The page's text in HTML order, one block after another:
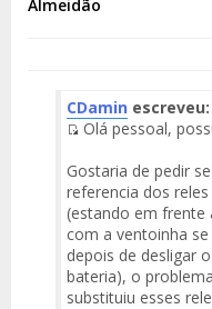
Almeidão
CDamin escreveu:
Fuente
del
Mensaje
Olá pessoal,
Gostaria de pedir
referencia dos
(estando em frente
com a ventoinha
depois de desligar
bateria), o
substituiu esses